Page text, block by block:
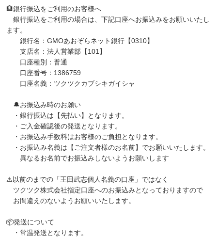
🏦銀行振込をご利用のお客様へ
銀行振込をご利用の場合は、下記口座へお振込みをお願いいたし
ます。
銀行名：GMOあおぞらネット銀行【0310】
支店名：法人営業部【101】
口座種別：普通
口座番号：1386759
口座名義：ツクツクカブシキガイシャ
🔔お振込み時のお願い
・銀行振込は【先払い】となります。
・ご入金確認後の発送となります。
・お振込み手数料はお客様のご負担となります。
・お振込み名義は【ご注文者様のお名前】でお願いいたします。
異なるお名前でお振込みしないようお願いします
⚠️以前のまでの「王田武志個人名義の口座」ではなく
ツクツク株式会社指定口座へのお振込みとなっておりますので
お間違えのないようお願いいたします。
📦発送について
・常温発送となります。